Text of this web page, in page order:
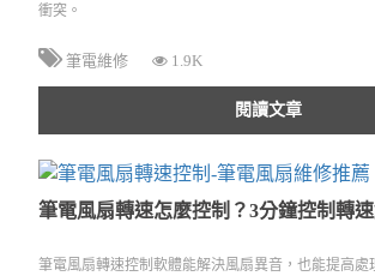
衝突。
筆電維修 1.9K
閱讀文章
筆電風扇轉速怎麼控制？3分鐘控制轉
筆電風扇轉速控制軟體能解決風扇異音，也能提高處